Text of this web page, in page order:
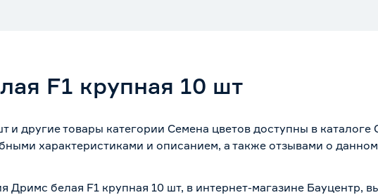
F1 крупная 10 шт
и другие товары категории Семена цветов доступны в
характеристиками и описанием, а также отзывами о
Дримс белая F1 крупная 10 шт, в интернет-магазине Бауцентр,